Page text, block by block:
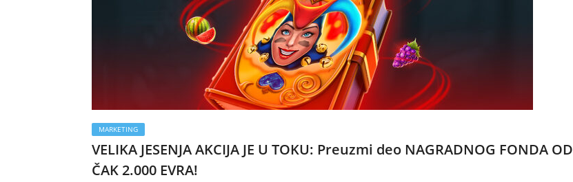
MARKETING
VELIKA JESENJA AKCIJA JE U TOKU: Preuzmi deo NAGRADNOG FONDA OD
ČAK 2.000 EVRA!